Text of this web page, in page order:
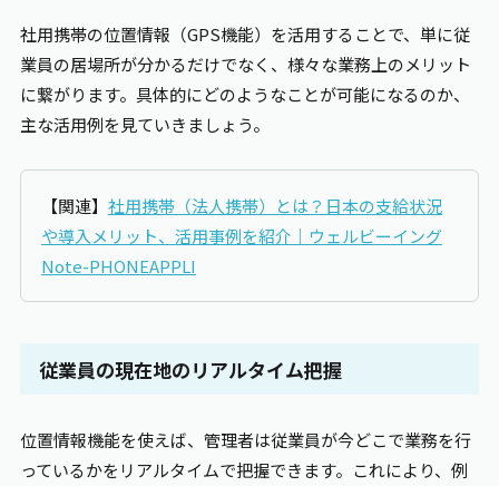
社用携帯の位置情報（GPS機能）を活用することで、単に従
業員の居場所が分かるだけでなく、様々な業務上のメリット
に繋がります。具体的にどのようなことが可能になるのか、
主な活用例を見ていきましょう。
【関連】 社用携帯（法人携帯）とは？日本の支給状況
や導入メリット、活用事例を紹介｜ウェルビーイング
Note-PHONEAPPLI
従業員の現在地のリアルタイム把握
位置情報機能を使えば、管理者は従業員が今どこで業務を行
っているかをリアルタイムで把握できます。これにより、例